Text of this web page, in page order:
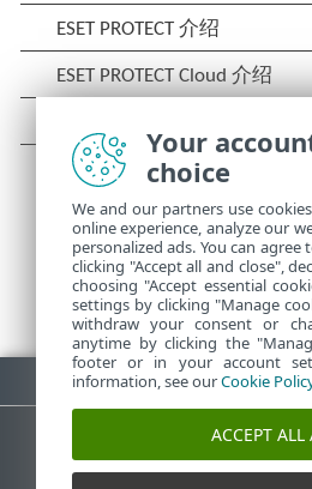
下载 PDF
Your
choice
We and our partners use
online experience, analyze our
personalized ads. You can
clicking "Accept all and close",
choosing "Accept essential
settings by clicking "Manage
withdraw your consent or
anytime by clicking the
footer or in your account
information, see ourCookie
ACCEPT